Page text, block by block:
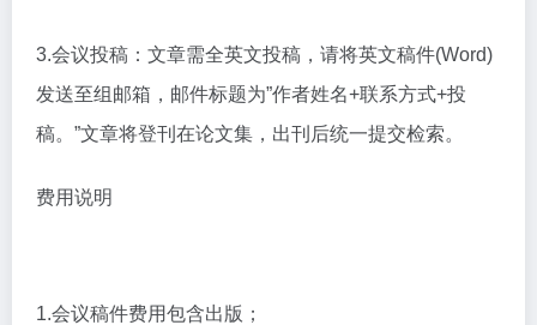
3.会议投稿：文章需全英文投稿，请将英文稿件(Word)
发送至组邮箱，邮件标题为”作者姓名+联系方式+投
稿。”文章将登刊在论文集，出刊后统一提交检索。
费用说明
1.会议稿件费用包含出版；